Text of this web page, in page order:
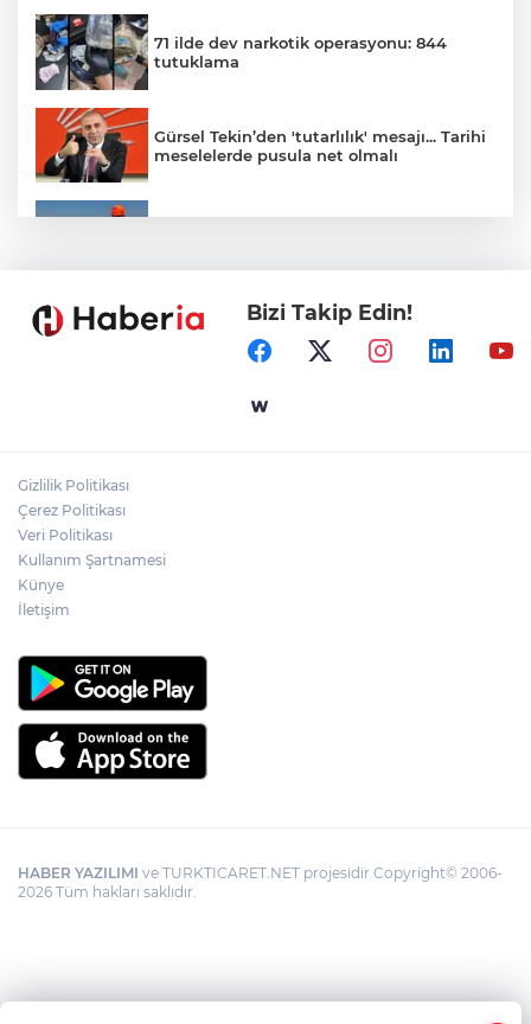
71 ilde dev narkotik operasyonu: 844
tutuklama
Gürsel Tekin’den 'tutarlılık' mesajı... Tarihi
meselelerde pusula net olmalı
Samsun’da Alaçam'a yeni yaşam alanı
Yapay zekada onlarca uygulamanın
Bizi Takip Edin!
Gizlilik Politikası
Çerez Politikası
Veri Politikası
Kullanım Şartnamesi
Künye
İletişim
HABER YAZILIMI ve TURKTICARET.NET projesidir Copyright© 2006-
2026 Tüm hakları saklıdır.